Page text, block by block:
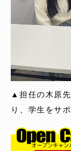
▲担任の木原
り、学生をサ